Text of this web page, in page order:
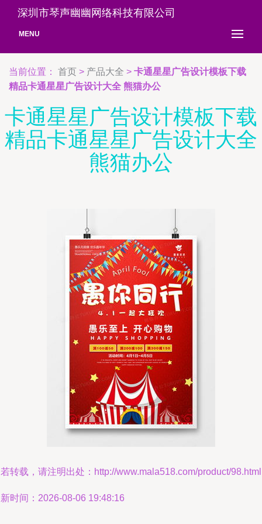
深圳市琴声幽幽网络科技有限公司
MENU
当前位置： 首页 > 产品大全 > 卡通星星广告设计模板下载
精品卡通星星广告设计大全 熊猫办公
卡通星星广告设计模板下载
精品卡通星星广告设计大全
熊猫办公
转载，请注明出处：http://www.mala518.com/product/98.html
时间：2026-08-06 19:48:16